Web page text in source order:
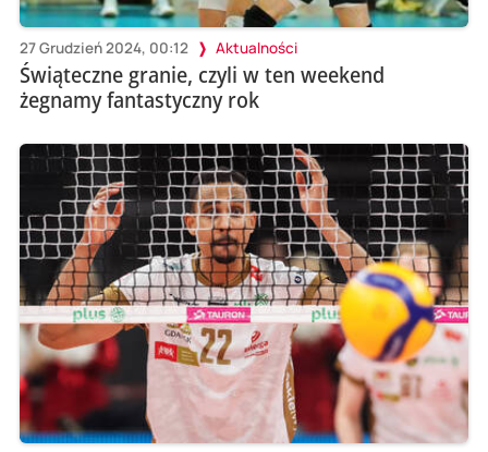
27 Grudzień 2024, 00:12 Aktualności
Świąteczne granie, czyli w ten weekend
żegnamy fantastyczny rok